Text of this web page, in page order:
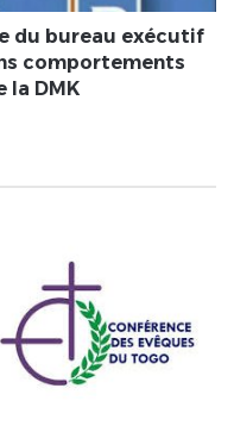
du bureau exécutif
comportements
la DMK